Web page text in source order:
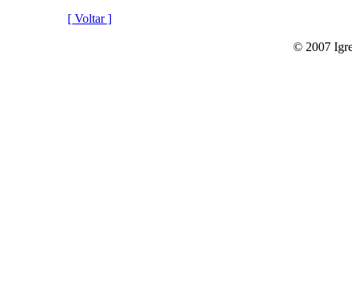
[ Voltar ]
© 2007